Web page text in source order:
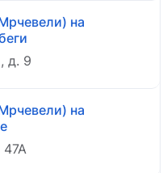
на
д. 9
на
47А